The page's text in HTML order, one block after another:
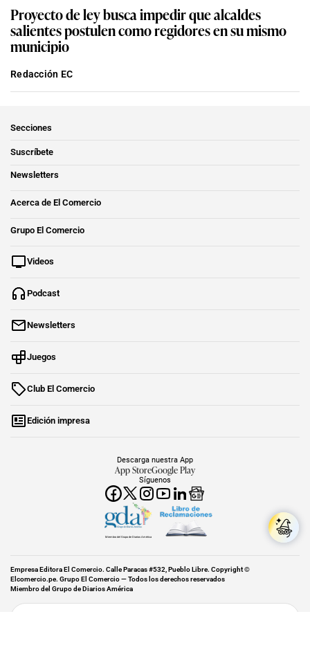
Proyecto de ley busca impedir que alcaldes
salientes postulen como regidores en su mismo
municipio
Redacción EC
Secciones
Suscríbete
Newsletters
Acerca de El Comercio
Grupo El Comercio
Videos
Podcast
Newsletters
Juegos
Club El Comercio
Edición impresa
Síguenos
Descarga nuestra App
App StoreGoogle Play
Miembro del Grupo de Diarios América
Empresa Editora El Comercio. Calle Paracas #532, Pueblo Libre. Copyright ©
Elcomercio.pe. Grupo El Comercio — Todos los derechos reservados
Miembro del Grupo de Diarios América